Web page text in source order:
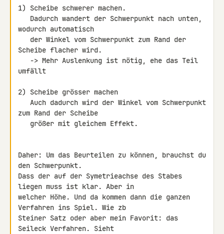
1) Scheibe schwerer machen.
wodurch automatisch
Scheibe flacher wird.
umfällt
2) Scheibe grösser machen
zum Rand der Scheibe
Daher: Um das Beurteilen zu können, brauchst du
den Schwerpunkt.
Dass der auf der Symetrieachse des Stabes
liegen muss ist klar. Aber in
welcher Höhe. Und da kommen dann die ganzen
Verfahren ins Spiel. Wie zb
Steiner Satz oder aber mein Favorit: das
Seileck Verfahren. Sieht